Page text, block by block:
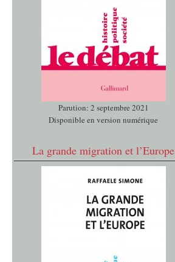
Parution: 2 septembre 2021
Disponible en version numérique
La grande migration et l’Europe